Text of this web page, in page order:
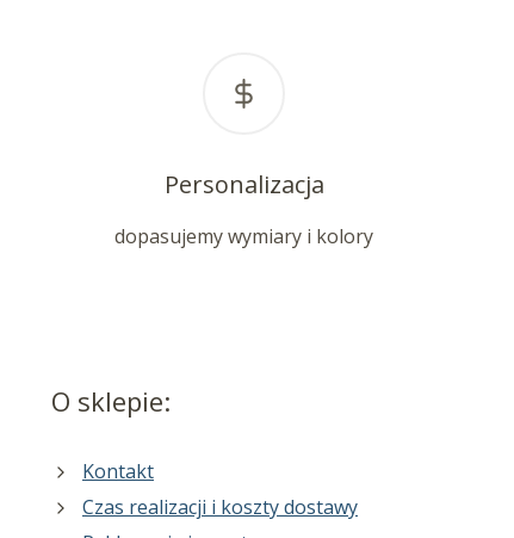
Personalizacja
dopasujemy wymiary i kolory
O sklepie:
Kontakt
Czas realizacji i koszty dostawy